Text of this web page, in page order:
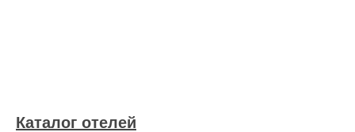
Каталог отелей